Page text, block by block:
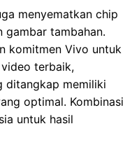
menyematkan chip
gambar tambahan.
komitmen Vivo untuk
terbaik,
ditangkap memiliki
optimal. Kombinasi
untuk hasil